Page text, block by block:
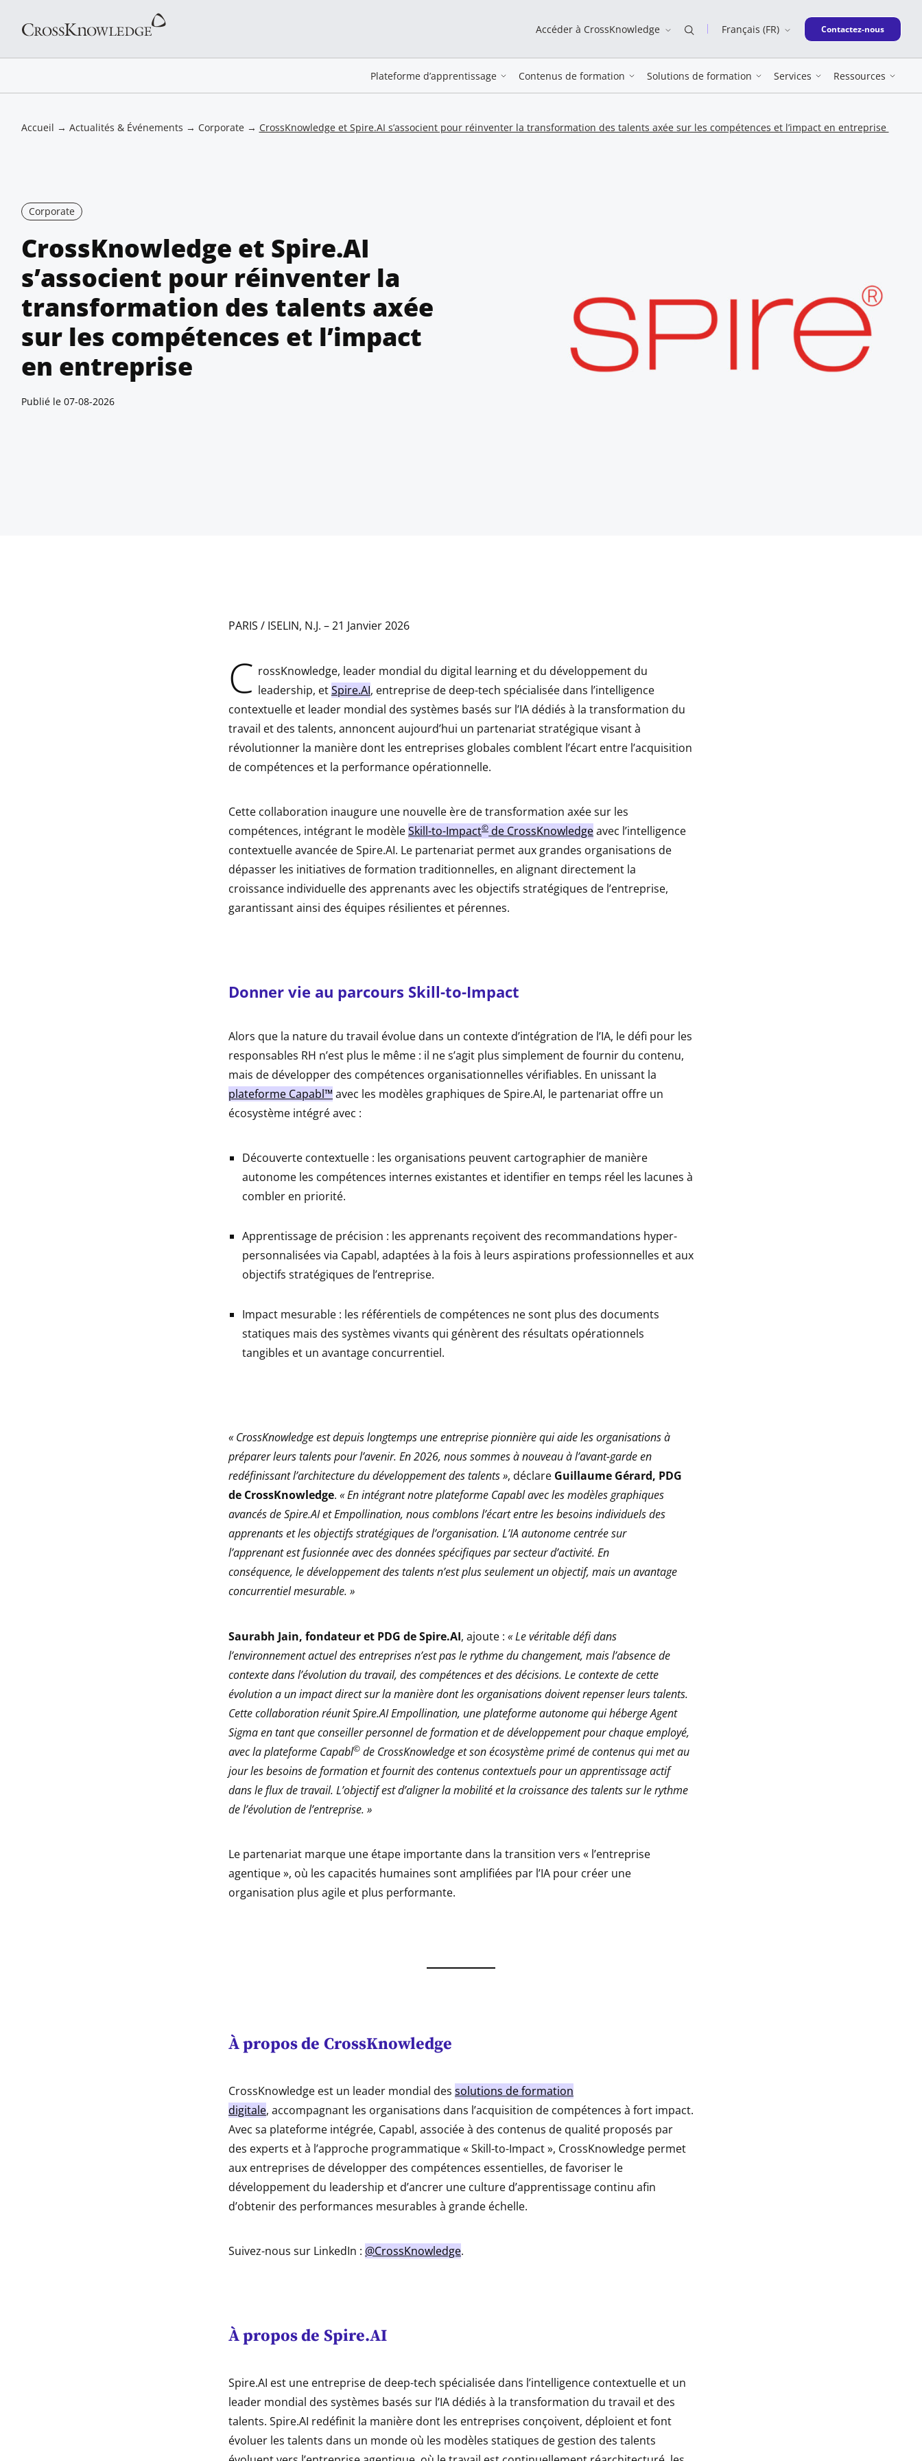
Accéder à CrossKnowledge Français (FR) New window
Contactez-nous
Plateforme d’apprentissage Contenus de formation Solutions de formation Services Ressources
Accueil → Actualités & Événements → Corporate→ CrossKnowledge et Spire.AI s’associent pour réinventer la transformation des talents axée sur les compétences et l’impact en entreprise
Corporate
CrossKnowledge et Spire.AI
s’associent pour réinventer la
transformation des talents axée
sur les compétences et l’impact
en entreprise
Publié le 07-08-2026
PARIS / ISELIN, N.J. – 21 Janvier 2026
C rossKnowledge, leader mondial du digital learning et du développement du
leadership, etSpire.AI, entreprise de deep-tech spécialisée dans l’intelligence
contextuelle et leader mondial des systèmes basés sur l’IA dédiés à la transformation du
travail et des talents, annoncent aujourd’hui un partenariat stratégique visant à
révolutionner la manière dont les entreprises globales comblent l’écart entre l’acquisition
de compétences et la performance opérationnelle.
Cette collaboration inaugure une nouvelle ère de transformation axée sur les
compétences, intégrant le modèleSkill-to-Impact© de CrossKnowledgeavec l’intelligence
contextuelle avancée de Spire.AI. Le partenariat permet aux grandes organisations de
dépasser les initiatives de formation traditionnelles, en alignant directement la
croissance individuelle des apprenants avec les objectifs stratégiques de l’entreprise,
garantissant ainsi des équipes résilientes et pérennes.
Donner vie au parcours Skill-to-Impact
Alors que la nature du travail évolue dans un contexte d’intégration de l’IA, le défi pour les
responsables RH n’est plus le même : il ne s’agit plus simplement de fournir du contenu,
mais de développer des compétences organisationnelles vérifiables. En unissant la
plateforme Capabl™ avec les modèles graphiques de Spire.AI, le partenariat offre un
écosystème intégré avec :
Découverte contextuelle : les organisations peuvent cartographier de manière
autonome les compétences internes existantes et identifier en temps réel les lacunes à
combler en priorité.
Apprentissage de précision : les apprenants reçoivent des recommandations hyper-
personnalisées via Capabl, adaptées à la fois à leurs aspirations professionnelles et aux
objectifs stratégiques de l’entreprise.
Impact mesurable : les référentiels de compétences ne sont plus des documents
statiques mais des systèmes vivants qui génèrent des résultats opérationnels
tangibles et un avantage concurrentiel.
« CrossKnowledge est depuis longtemps une entreprise pionnière qui aide les organisations à
préparer leurs talents pour l’avenir. En 2026, nous sommes à nouveau à l’avant-garde en
redéfinissant l’architecture du développement des talents », déclare Guillaume Gérard, PDG
de CrossKnowledge. « En intégrant notre plateforme Capabl avec les modèles graphiques
avancés de Spire.AI et Empollination, nous comblons l’écart entre les besoins individuels des
apprenants et les objectifs stratégiques de l’organisation. L’IA autonome centrée sur
l’apprenant est fusionnée avec des données spécifiques par secteur d’activité. En
conséquence, le développement des talents n’est plus seulement un objectif, mais un avantage
concurrentiel mesurable. »
Saurabh Jain, fondateur et PDG de Spire.AI, ajoute : « Le véritable défi dans
l’environnement actuel des entreprises n’est pas le rythme du changement, mais l’absence de
contexte dans l’évolution du travail, des compétences et des décisions. Le contexte de cette
évolution a un impact direct sur la manière dont les organisations doivent repenser leurs talents.
Cette collaboration réunit Spire.AI Empollination, une plateforme autonome qui héberge Agent
Sigma en tant que conseiller personnel de formation et de développement pour chaque employé,
avec la plateforme Capabl© de CrossKnowledge et son écosystème primé de contenus qui met au
jour les besoins de formation et fournit des contenus contextuels pour un apprentissage actif
dans le flux de travail. L’objectif est d’aligner la mobilité et la croissance des talents sur le rythme
de l’évolution de l’entreprise. »
Le partenariat marque une étape importante dans la transition vers « l’entreprise
agentique », où les capacités humaines sont amplifiées par l’IA pour créer une
organisation plus agile et plus performante.
À propos de CrossKnowledge
CrossKnowledge est un leader mondial des solutions de formation
digitale, accompagnant les organisations dans l’acquisition de compétences à fort impact.
Avec sa plateforme intégrée, Capabl, associée à des contenus de qualité proposés par
des experts et à l’approche programmatique « Skill-to-Impact », CrossKnowledge permet
aux entreprises de développer des compétences essentielles, de favoriser le
développement du leadership et d’ancrer une culture d’apprentissage continu afin
d’obtenir des performances mesurables à grande échelle.
Suivez-nous sur LinkedIn : @CrossKnowledge.
À propos de Spire.AI
Spire.AI est une entreprise de deep-tech spécialisée dans l’intelligence contextuelle et un
leader mondial des systèmes basés sur l’IA dédiés à la transformation du travail et des
talents. Spire.AI redéfinit la manière dont les entreprises conçoivent, déploient et font
évoluer les talents dans un monde où les modèles statiques de gestion des talents